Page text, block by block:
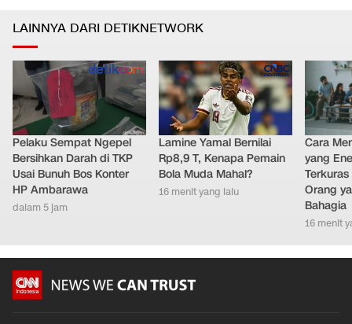
LAINNYA DARI DETIKNETWORK
Pelaku Sempat Ngepel
Bersihkan Darah di TKP
Usai Bunuh Bos Konter
HP Ambarawa
dalam 5 jam
Lamine Yamal Bernilai
Rp8,9 T, Kenapa Pemain
Bola Muda Mahal?
16 menit yang lalu
Cara
yang
Orang
Bahagia
16 menit